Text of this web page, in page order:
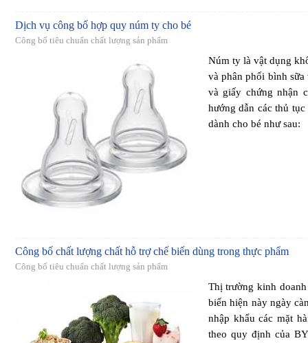
Dịch vụ công bố hợp quy núm ty cho bé
Công bố tiêu chuẩn chất lượng sản phẩm
Núm ty là vật dụng
và phân phối bình
và giấy chứng nhận
hướng dẫn các thủ
dành cho bé như sau:
Công bố chất lượng chất hỗ trợ chế biến dùng trong thực phẩm
Công bố tiêu chuẩn chất lượng sản phẩm
Thị trường kinh
biến hiện này ngày
nhập khẩu các mặt
theo quy định của